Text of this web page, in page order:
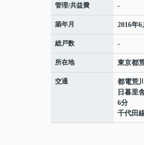
管理/共益費 -
築年月 2016年6
総戸数 -
所在地 東京都
交通 都電荒
日暮里
6分
千代田